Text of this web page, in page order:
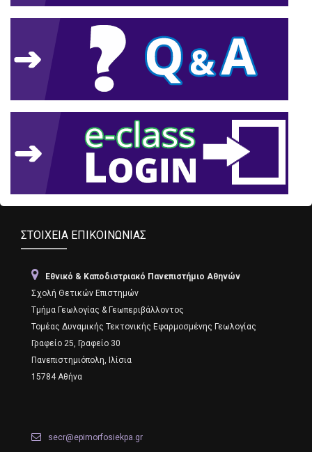
ΣΤΟΙΧΕΊΑ ΕΠΙΚΟΙΝΩΝΊΑΣ
Εθνικό & Καποδιστριακό Πανεπιστήμιο Αθηνών
Σχολή Θετικών Επιστημών
Τμήμα Γεωλογίας & Γεωπεριβάλλοντος
Τομέας Δυναμικής Τεκτονικής Εφαρμοσμένης Γεωλογίας
Γραφείο 25, Γραφείο 30
Πανεπιστημιόπολη, Ιλίσια
15784 Αθήνα
secr@epimorfosiekpa.gr